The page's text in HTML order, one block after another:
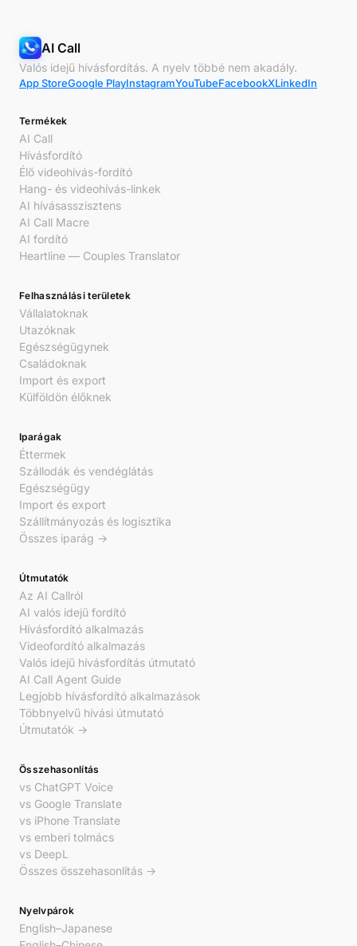
AI Call
Valós idejű hívásfordítás. A nyelv többé nem akadály.
App StoreGoogle PlayInstagramYouTubeFacebookXLinkedIn
Termékek
AI Call
Hívásfordító
Élő videohívás-fordító
Hang- és videohívás-linkek
AI hívásasszisztens
AI Call Macre
AI fordító
Heartline — Couples Translator
Felhasználási területek
Vállalatoknak
Utazóknak
Egészségügynek
Családoknak
Import és export
Külföldön élőknek
Iparágak
Éttermek
Szállodák és vendéglátás
Egészségügy
Import és export
Szállítmányozás és logisztika
Összes iparág →
Útmutatók
Az AI Callról
AI valós idejű fordító
Hívásfordító alkalmazás
Videofordító alkalmazás
Valós idejű hívásfordítás útmutató
AI Call Agent Guide
Legjobb hívásfordító alkalmazások
Többnyelvű hívási útmutató
Útmutatók →
Összehasonlítás
vs ChatGPT Voice
vs Google Translate
vs iPhone Translate
vs emberi tolmács
vs DeepL
Összes összehasonlítás →
Nyelvpárok
English–Japanese